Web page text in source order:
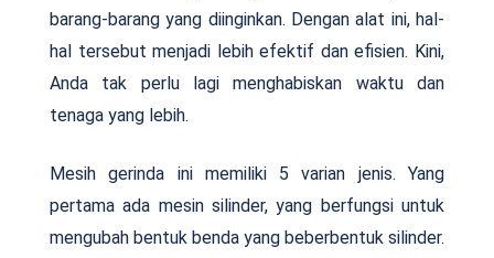
barang-barang yang diinginkan. Dengan alat ini, hal-
hal tersebut menjadi lebih efektif dan efisien. Kini,
Anda tak perlu lagi menghabiskan waktu dan
tenaga yang lebih.
Mesih gerinda ini memiliki 5 varian jenis. Yang
pertama ada mesin silinder, yang berfungsi untuk
mengubah bentuk benda yang beberbentuk silinder.